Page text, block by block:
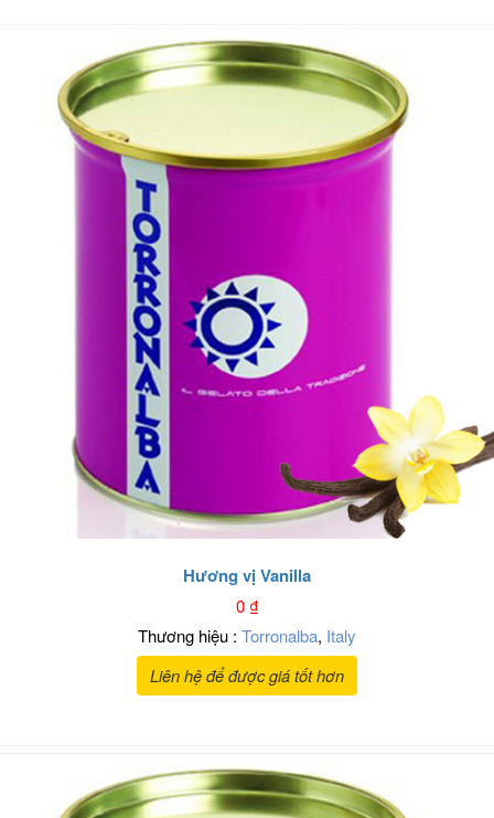
Hương vị Vanilla
0₫
Thương hiệu : Torronalba, Italy
Liên hệ để được giá tốt hơn